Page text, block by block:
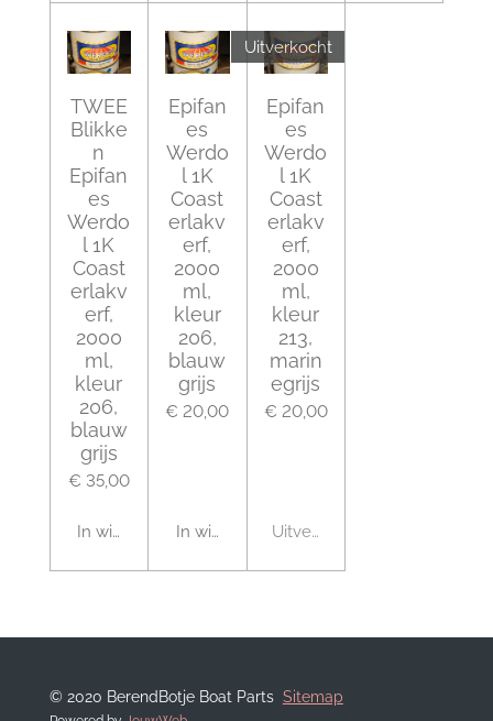
TWEE
Blikke
n
Epifan
es
Werdo
l 1K
Coast
erlakv
erf,
2000
ml,
kleur
206,
blauw
grijs
€ 35,00
In winkelwagen
Epifan
es
Werdo
l 1K
Coast
erlakv
erf,
2000
ml,
kleur
206,
blauw
grijs
€ 20,00
In winkelwagen
Uitverkocht
Epifan
es
Werdo
l 1K
Coast
erlakv
erf,
2000
ml,
kleur
213,
marin
egrijs
€ 20,00
Uitverkocht
© 2020 BerendBotje Boat Parts Sitemap